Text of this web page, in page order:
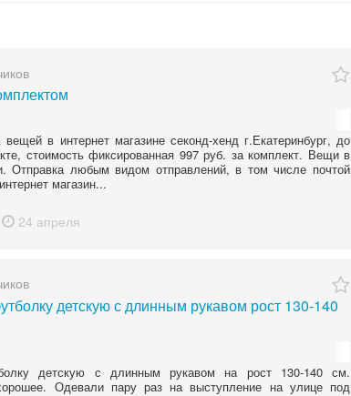
в интернет магазине секонд-хенд г.Екатеринбург, до
стоимость фиксированная 997 руб. за комплект. Вещи в
Отправка любым видом отправлений, в том числе почтой
магазин...
24 апреля
детскую с длинным рукавом рост 130-140
детскую с длинным рукавом на рост 130-140 см.
Одевали пару раз на выступление на улице под